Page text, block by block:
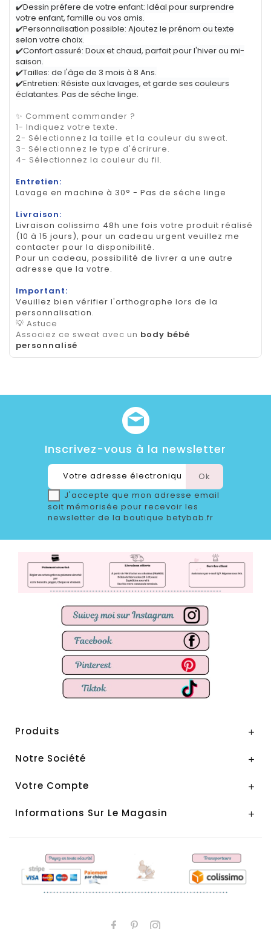
✔️Dessin préfere de votre enfant: Idéal pour surprendre
votre enfant, famille ou vos amis.
✔️Personnalisation possible: Ajoutez le prénom ou texte
selon votre choix.
✔️Confort assuré: Doux et chaud, parfait pour l'hiver ou mi-
saison.
✔️Tailles: de l'âge de 3 mois à 8 Ans.
✔️Entretien: Résiste aux lavages, et garde ses couleurs
éclatantes. Pas de séche linge.
✨ Comment commander ?
1- Indiquez votre texte.
2- Sélectionnez la taille et la couleur du sweat.
3- Sélectionnez le type d'écrirure.
4- Sélectionnez la couleur du fil.
Entretien:
Lavage en machine à 30° - Pas de séche linge
Livraison:
Livraison colissimo 48h une fois votre produit réalisé
(10 à 15 jours), pour un cadeau urgent veuillez me
contacter pour la disponibilité.
Pour un cadeau, possibilité de livrer a une autre
adresse que la votre.
Important:
Veuillez bien vérifier l'orthographe lors de la
personnalisation.
💡 Astuce
Associez ce sweat avec un body bébé
personnalisé
Inscrivez-vous à la newsletter
J'accepte que mon adresse email
soit mémorisée pour recevoir les
newsletter de la boutique betybab.fr
Produits 
Notre Société 
Votre Compte 
Informations Sur Le Magasin 